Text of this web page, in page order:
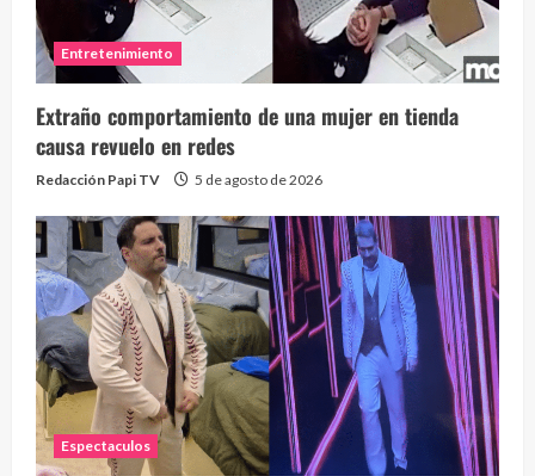
Entretenimiento
Extraño comportamiento de una mujer en tienda
causa revuelo en redes
Redacción Papi TV 5 de agosto de 2026
Espectaculos